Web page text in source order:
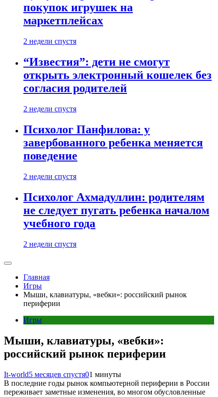
покупок игрушек на
маркетплейсах
2 недели спустя
“Известия”: дети не смогут
открыть электронный кошелек без
согласия родителей
2 недели спустя
Психолог Панфилова: у
завербованного ребенка меняется
поведение
2 недели спустя
Психолог Ахмадуллин: родителям
не следует пугать ребенка началом
учебного года
2 недели спустя
Главная
Игры
Мыши, клавиатуры, «вебки»: российский рынок
периферии
Игры
Мыши, клавиатуры, «вебки»:
российский рынок периферии
It-world5 месяцев спустя01 минуты
В последние годы рынок компьютерной периферии в России
переживает заметные изменения, во многом обусловленные